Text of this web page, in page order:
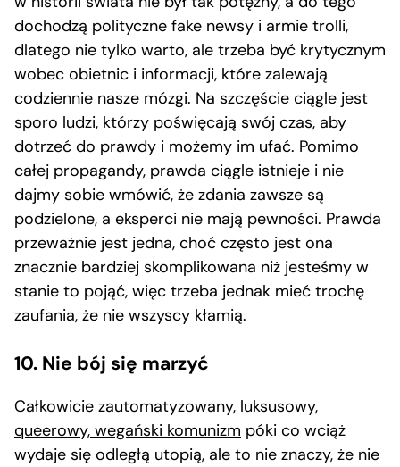
dochodzą polityczne fake newsy i armie trolli,
dlatego nie tylko warto, ale trzeba być krytycznym
wobec obietnic i informacji, które zalewają
codziennie nasze mózgi. Na szczęście ciągle jest
sporo ludzi, którzy poświęcają swój czas, aby
dotrzeć do prawdy i możemy im ufać. Pomimo
całej propagandy, prawda ciągle istnieje i nie
dajmy sobie wmówić, że zdania zawsze są
podzielone, a eksperci nie mają pewności. Prawda
przeważnie jest jedna, choć często jest ona
znacznie bardziej skomplikowana niż jesteśmy w
stanie to pojąć, więc trzeba jednak mieć trochę
zaufania, że nie wszyscy kłamią.
10. Nie bój się marzyć
Całkowicie zautomatyzowany, luksusowy,
queerowy, wegański komunizm póki co wciąż
wydaje się odległą utopią, ale to nie znaczy, że nie